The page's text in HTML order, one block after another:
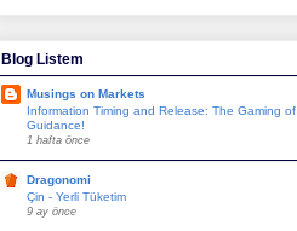
Blog Listem
Musings on Markets
Information Timing and Release: The Gaming of
Guidance!
1 hafta önce
Dragonomi
Çin - Yerli Tüketim
9 ay önce